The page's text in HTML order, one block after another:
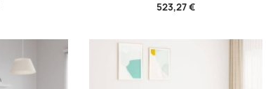
523,27 €